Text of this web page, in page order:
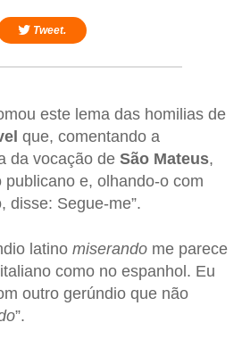
Tweet.
este lema das homilias de
que, comentando a
da vocação de São Mateus,
publicano e, olhando-o com
disse: Segue-me”.
latino miserando me parece
como no espanhol. Eu
outro gerúndio que não
”.